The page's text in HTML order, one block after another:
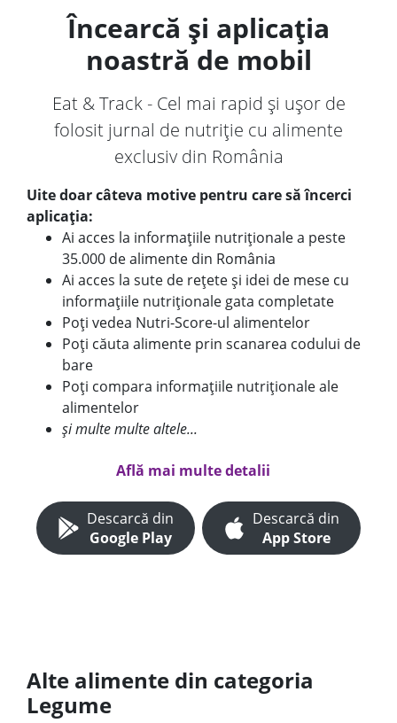
Încearcă și aplicația
noastră de mobil
Eat & Track - Cel mai rapid și ușor de
folosit jurnal de nutriție cu alimente
exclusiv din România
Uite doar câteva motive pentru care să încerci
aplicația:
Ai acces la informațiile nutriționale a peste
35.000 de alimente din România
Ai acces la sute de rețete și idei de mese cu
informațiile nutriționale gata completate
Poți vedea Nutri-Score-ul alimentelor
Poți căuta alimente prin scanarea codului de
bare
Poți compara informațiile nutriționale ale
alimentelor
și multe multe altele...
Află mai multe detalii
Descarcă din
Google Play
Descarcă din
App Store
Alte alimente din categoria
Legume